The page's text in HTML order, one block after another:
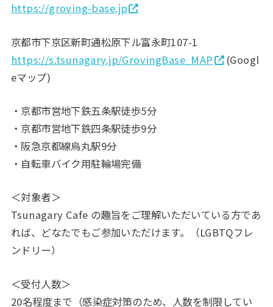
https://groving-base.jp
京都市下京区新町通松原下ル富永町107-1
https://s.tsunagary.jp/GrovingBase_MAP
(Googl
eマップ)
・京都市営地下鉄五条駅徒歩5分
・京都市営地下鉄四条駅徒歩9分
・阪急京都線烏丸駅9分
・自転車バイク用駐輪場完備
＜対象者＞
Tsunagary Cafe の趣旨をご理解いただいている方であ
れば、どなたでもご参加いただけます。（LGBTQフレ
ンドリー）
＜受付人数＞
20名程度まで（感染症対策のため、人数を制限してい